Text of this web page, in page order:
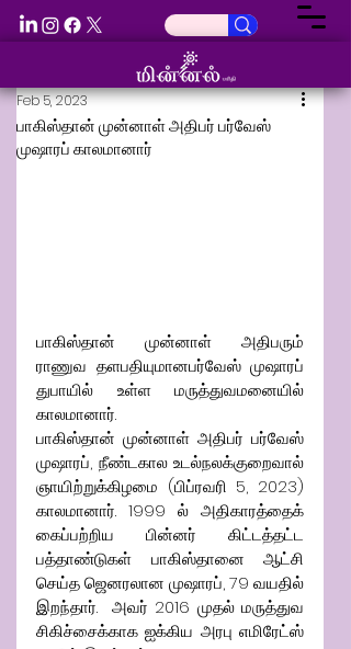
பாகிஸ்தான் முன்னாள் அதிபர் பர்வேஸ்
முஷாரப் காலமானார்
Feb 5, 2023
பாகிஸ்தான் முன்னாள் அதிபரும்
ராணுவ தளபதியுமானபர்வேஸ் முஷாரப்
துபாயில் உள்ள மருத்துவமனையில்
காலமானார்.
பாகிஸ்தான் முன்னாள் அதிபர் பர்வேஸ்
முஷாரப், நீண்டகால உடல்நலக்குறைவால்
ஞாயிற்றுக்கிழமை (பிப்ரவரி 5, 2023)
காலமானார். 1999 ல் அதிகாரத்தைக்
கைப்பற்றிய பின்னர் கிட்டத்தட்ட
பத்தாண்டுகள் பாகிஸ்தானை ஆட்சி
செய்த ஜெனரலான முஷாரப், 79 வயதில்
இறந்தார்.  அவர் 2016 முதல் மருத்துவ
சிகிச்சைக்காக ஐக்கிய அரபு எமிரேட்ஸ்